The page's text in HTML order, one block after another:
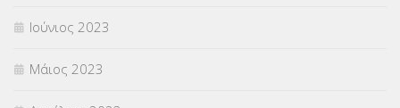
Ιούνιος 2023
Μάιος 2023